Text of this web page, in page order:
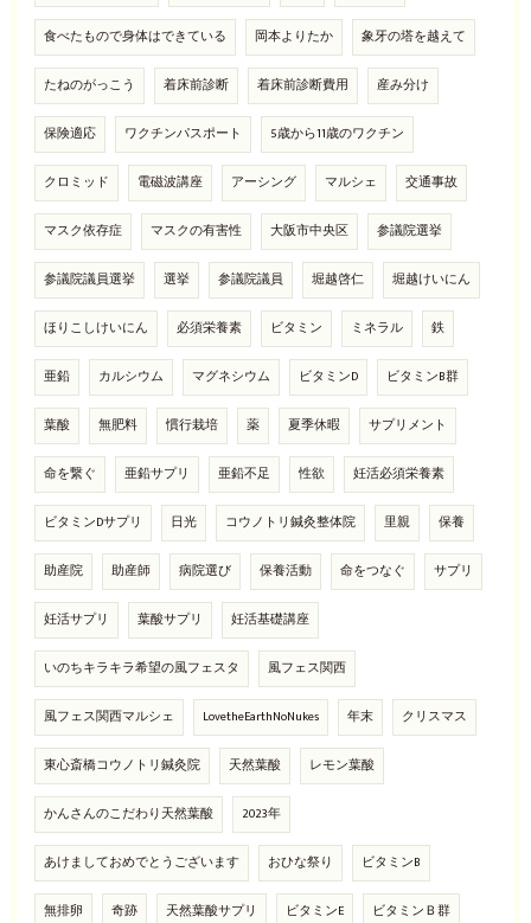
食べたもので身体はできている 岡本よりたか 象牙の塔を越えて
たねのがっこう 着床前診断 着床前診断費用 産み分け
保険適応 ワクチンパスポート 5歳から11歳のワクチン
クロミッド 電磁波講座 アーシング マルシェ 交通事故
マスク依存症 マスクの有害性 大阪市中央区 参議院選挙
参議院議員選挙 選挙 参議院議員 堀越啓仁 堀越けいにん
ほりこしけいにん 必須栄養素 ビタミン ミネラル 鉄
亜鉛 カルシウム マグネシウム ビタミンD ビタミンB群
葉酸 無肥料 慣行栽培 薬 夏季休暇 サプリメント
命を繋ぐ 亜鉛サプリ 亜鉛不足 性欲 妊活必須栄養素
ビタミンDサプリ 日光 コウノトリ鍼灸整体院 里親 保養
助産院 助産師 病院選び 保養活動 命をつなぐ サプリ
妊活サプリ 葉酸サプリ 妊活基礎講座
いのちキラキラ希望の風フェスタ 風フェス関西
風フェス関西マルシェ LovetheEarthNoNukes 年末 クリスマス
東心斎橋コウノトリ鍼灸院 天然葉酸 レモン葉酸
かんさんのこだわり天然葉酸 2023年
あけましておめでとうございます おひな祭り ビタミンB
無排卵 奇跡 天然葉酸サプリ ビタミンE ビタミンＢ群